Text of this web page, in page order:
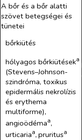
A bőr és a bőr alatti
szövet betegségei és
tünetei
bőrkiütés
hólyagos bőrkiütéseka
(Stevens–Johnson-
szindróma, toxikus
epidermális nekrolízis
és erythema
multiforme),
angioödémaa,
urticariaa, pruritusa